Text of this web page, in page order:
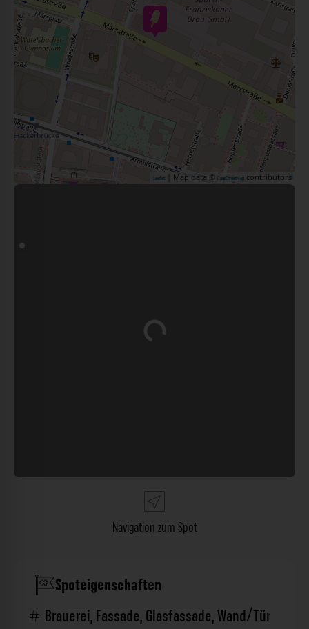
Leaflet | Map data © OpenStreetMap contributors
Wird geladen …
Navigation zum Spot
Spoteigenschaften
Brauerei,Fassade,Glasfassade,Wand/Tür